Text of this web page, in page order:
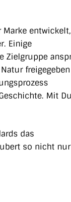
Marke
Einige
Zielgruppe
freigegeben
Mit
das
so nicht